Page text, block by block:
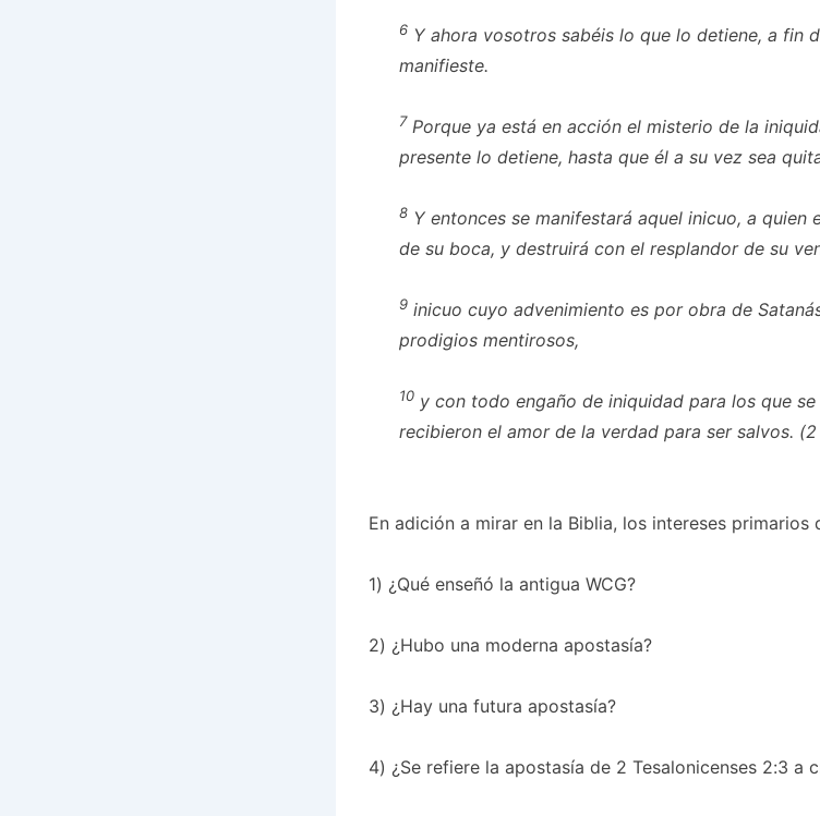
6Y ahora vosotros sabéis lo que lo detiene, a fin
manifieste.
7Porque ya está en acción el misterio de la
presentelo detiene, hasta que él a su vez sea
8Y entonces se manifestará aquel inicuo, a quien
de su boca, y destruirá con el resplandor de su
9inicuo cuyo advenimiento es por obra de
prodigios mentirosos,
10y con todo engaño de iniquidad para los que
recibieron el amor de la verdad para ser salvos. (2
En adición a mirar en la Biblia, los intereses
1) ¿Qué enseñó la antigua WCG?
2) ¿Hubo una moderna apostasía?
3) ¿Hay una futura apostasía?
4) ¿Se refiere la apostasía de 2 Tesalonicenses 2:3 a